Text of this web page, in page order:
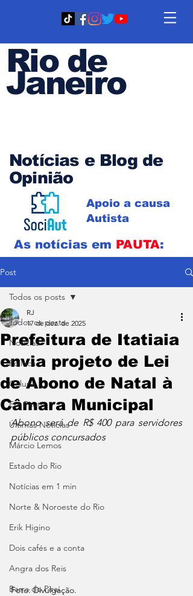
Rio de
Janeiro
Notícias e Blog de
Opinião
Apoio a causa
Autista
As notícias em PAUTA:
Post
Todos os posts
Notícias
Política
Coluna
Em Pauta
Últimas Notícias
Márcio Lemos
Estado do Rio
Notícias em 1 min
Norte & Noroeste do Rio
Erik Higino
Dois cafés e a conta
Angra dos Reis
Barra do Piraí
Todos os posts
Prefeitura de Itatiaia
envia projeto de Lei
de Abono de Natal à
Câmara Municipal
RJ
17 de dez. de 2025
Abono será de R$ 400 para servidores
públicos concursados
Foto: Divulgação.